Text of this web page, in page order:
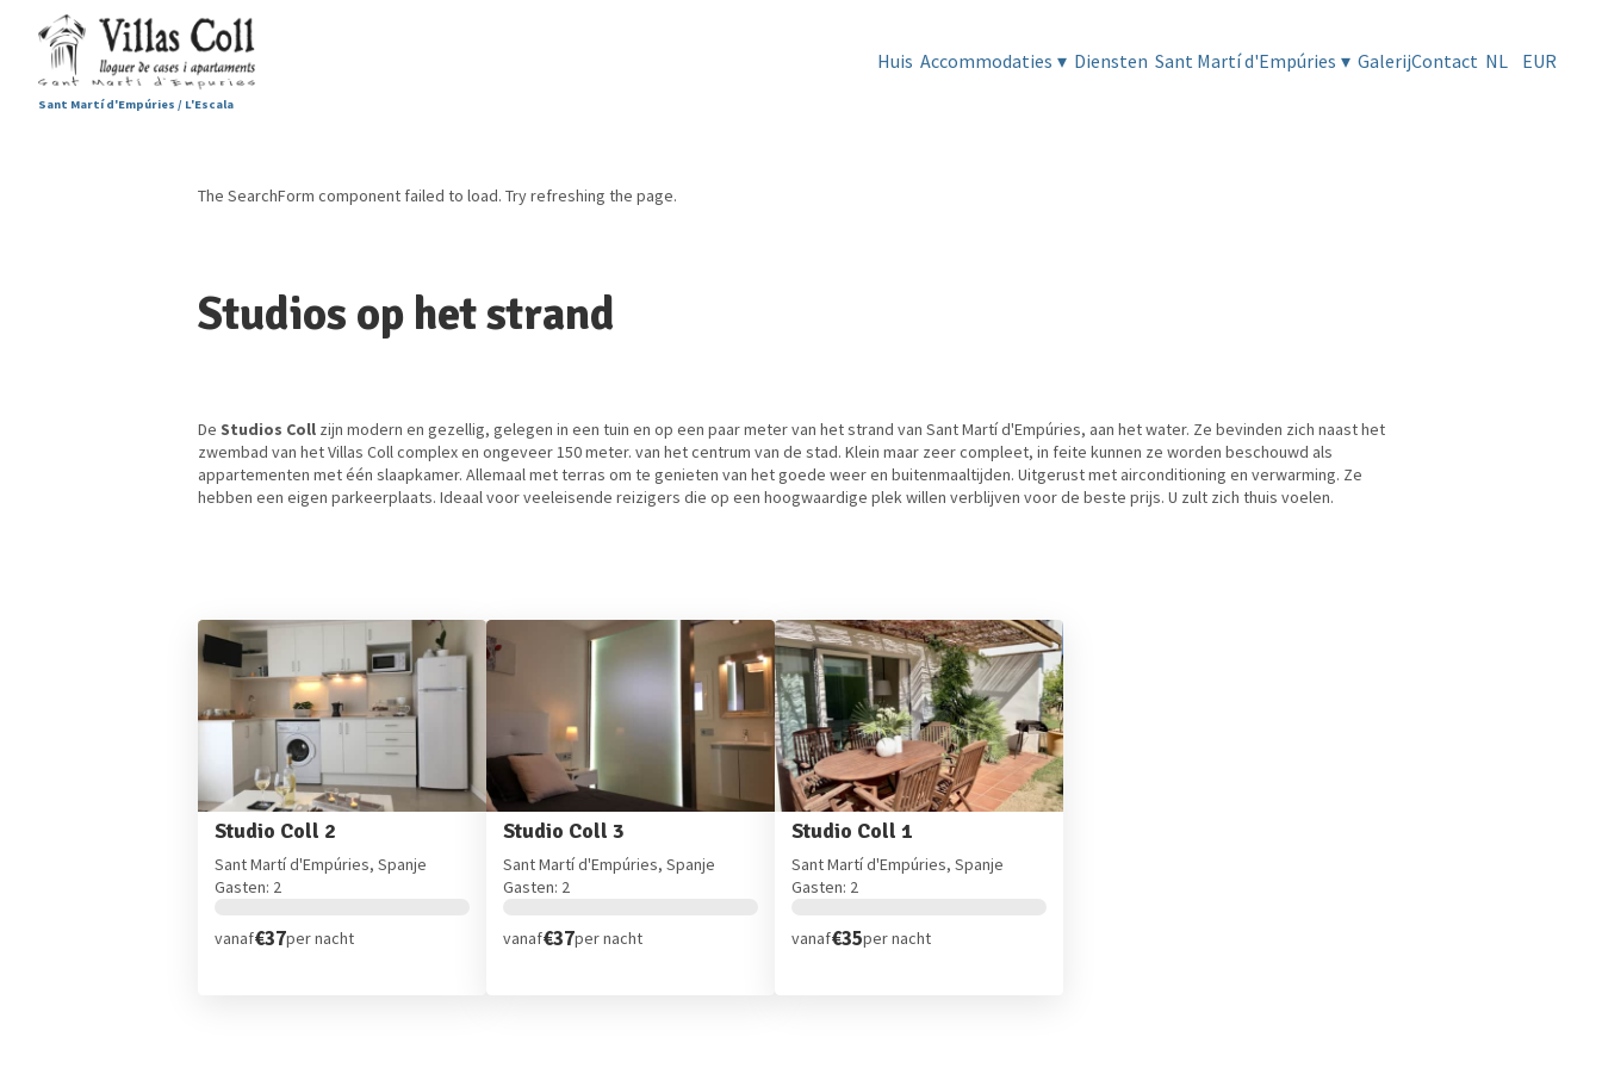
Sant Martí d'Empúries / L'Escala
Huis Accommodaties ▾ Diensten Sant Martí d'Empúries ▾ GalerijContact NL EUR
The SearchForm component failed to load. Try refreshing the page.
Studios op het strand
De Studios Coll zijn modern en gezellig, gelegen in een tuin en op een paar meter van het strand van Sant Martí d'Empúries, aan het water. Ze bevinden zich naast het
zwembad van het Villas Coll complex en ongeveer 150 meter. van het centrum van de stad. Klein maar zeer compleet, in feite kunnen ze worden beschouwd als
appartementen met één slaapkamer. Allemaal met terras om te genieten van het goede weer en buitenmaaltijden. Uitgerust met airconditioning en verwarming. Ze
hebben een eigen parkeerplaats. Ideaal voor veeleisende reizigers die op een hoogwaardige plek willen verblijven voor de beste prijs. U zult zich thuis voelen.
Studio Coll 2
Sant Martí d'Empúries, Spanje
Gasten: 2
vanaf€37per nacht
Studio Coll 3
Sant Martí d'Empúries, Spanje
Gasten: 2
vanaf€37per nacht
Studio Coll 1
Sant Martí d'Empúries, Spanje
Gasten: 2
vanaf€35per nacht